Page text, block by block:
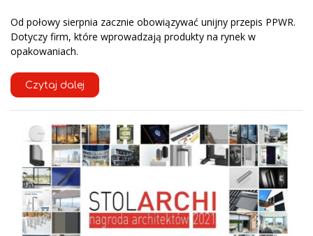
Od połowy sierpnia zacznie obowiązywać unijny przepis PPWR.
Dotyczy firm, które wprowadzają produkty na rynek w
opakowaniach.
Czytaj dalej